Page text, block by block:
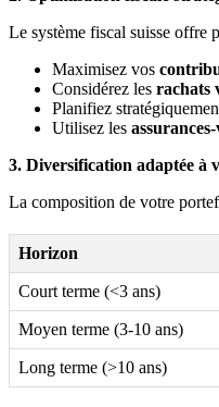
Le système fiscal suisse offre
Maximisez vos
Considérez les rachats
Planifiez
Utilisez les
3. Diversification adaptée à
La composition de votre
Horizon
Court terme (<3 ans)
Moyen terme (3-10 ans)
Long terme (>10 ans)